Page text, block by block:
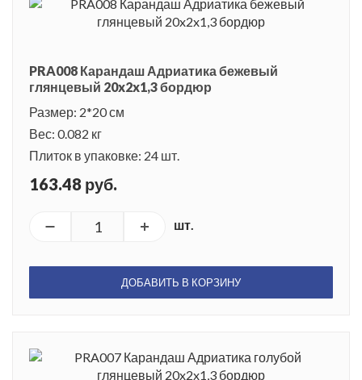
PRA008 Карандаш Адриатика бежевый
глянцевый 20x2x1,3 бордюр
Размер: 2*20 см
Вес: 0.082 кг
Плиток в упаковке: 24 шт.
163.48 руб.
шт.
ДОБАВИТЬ В КОРЗИНУ